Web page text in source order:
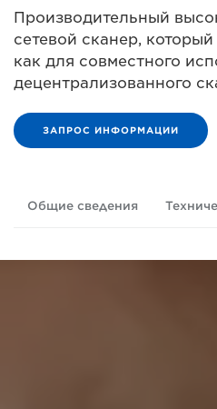
Производительный
сетевой сканер,
как для совместного
децентрализованного
ЗАПРОС ИНФОРМАЦИИ
Общие сведения